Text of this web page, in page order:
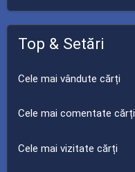
Top & Setări
Cele mai vândute cărți
Cele mai comentate cărți
Cele mai vizitate cărți